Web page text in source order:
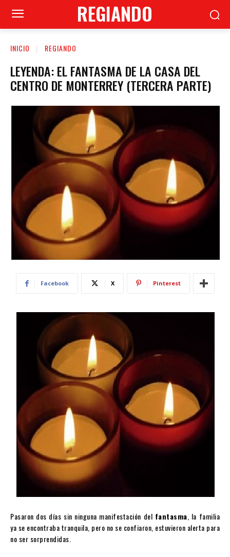
REGIANDO
INICIO REGIANDO
LEYENDA: EL FANTASMA DE LA CASA DEL
CENTRO DE MONTERREY (TERCERA PARTE)
Facebook X Pinterest
Pasaron dos días sin ninguna manifestación del fantasma , la familia
ya se encontraba tranquila, pero no se confiaron, estuvieron alerta para
no ser sorprendidas.